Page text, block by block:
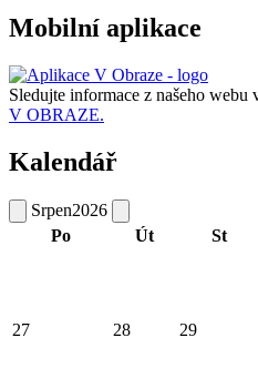
Mobilní aplikace
Sledujte informace z našeho webu
V OBRAZE.
Kalendář
Srpen2026
Po
Út St
27 28 29